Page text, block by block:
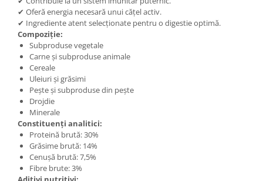
✔ Oferă energia necesară unui cățel activ.
✔ Ingrediente atent selecționate pentru o digestie optimă.
Compoziție:
Subproduse vegetale
Carne și subproduse animale
Cereale
Uleiuri și grăsimi
Pește și subproduse din pește
Drojdie
Minerale
Constituenți analitici:
Proteină brută: 30%
Grăsime brută: 14%
Cenușă brută: 7,5%
Fibre brute: 3%